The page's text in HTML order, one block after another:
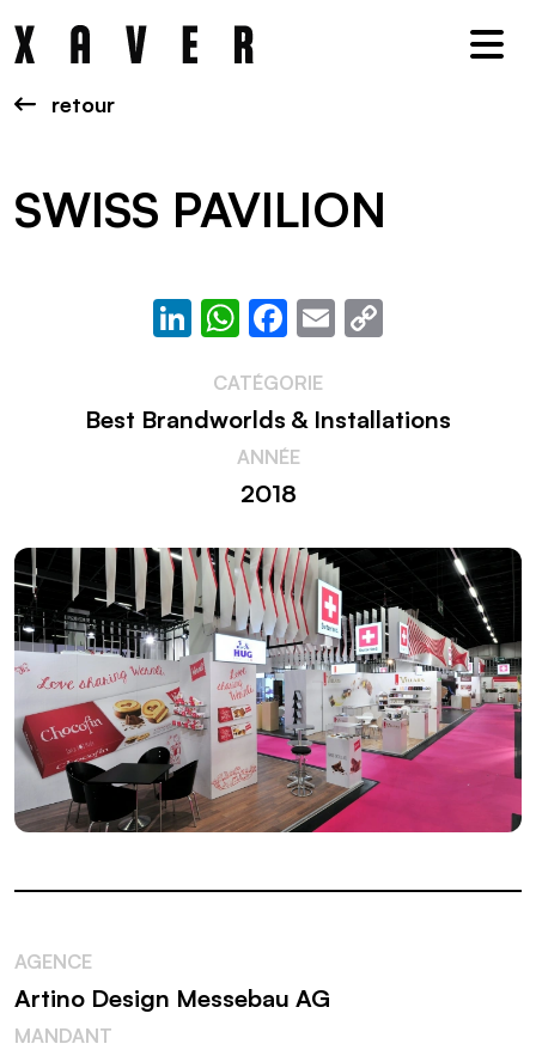
retour
SWISS PAVILION
LinkedIn
WhatsApp
Facebook
Email
CATÉGORIE
Best Brandworlds & Installations
ANNÉE
2018
AGENCE
Artino Design Messebau AG
MANDANT